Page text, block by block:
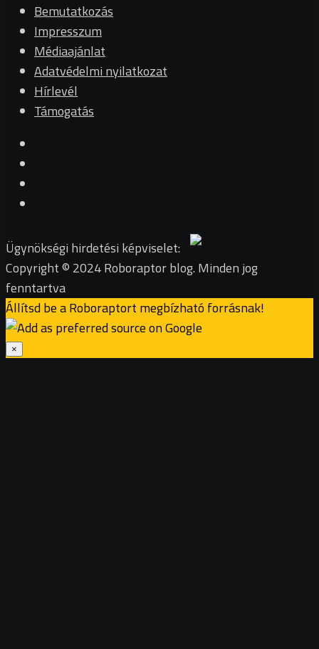
Bemutatkozás
Impresszum
Médiaajánlat
Adatvédelmi nyilatkozat
Hírlevél
Támogatás
Ügynökségi hirdetési képviselet:
Copyright © 2024 Roboraptor blog. Minden jog
fenntartva
Állítsd be a Roboraptort megbízható forrásnak!
×